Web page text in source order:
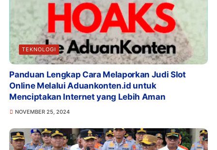
TEKNOLOGI
Panduan Lengkap Cara Melaporkan Judi Slot
Online Melalui Aduankonten.id untuk
Menciptakan Internet yang Lebih Aman
NOVEMBER 25, 2024